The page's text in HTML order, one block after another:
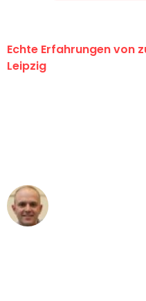
Echte Erfahrungen von
Leipzig